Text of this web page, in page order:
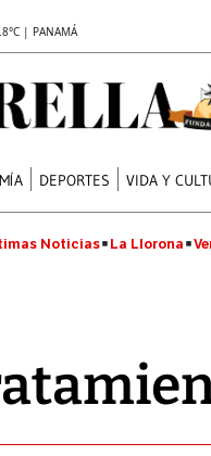
| PANAMÁ
DEPORTES VIDA Y
Noticias La Llorona